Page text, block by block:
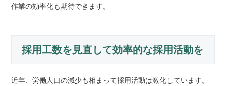
作業の効率化も期待できます。
採用工数を見直して効率的な採用活動を
近年、労働人口の減少も相まって採用活動は激化しています。